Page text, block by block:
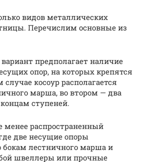
видов металлических
Перечислим основные из
предполагает наличие
опор, на которых крепятся
косоур располагается
марша, во втором — два
ступеней.
менее распространенный
две несущие опоры
бокам лестничного марша и
швеллеры или прочные